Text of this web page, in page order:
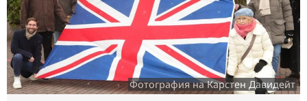
Фотография на Карстен Давидейт